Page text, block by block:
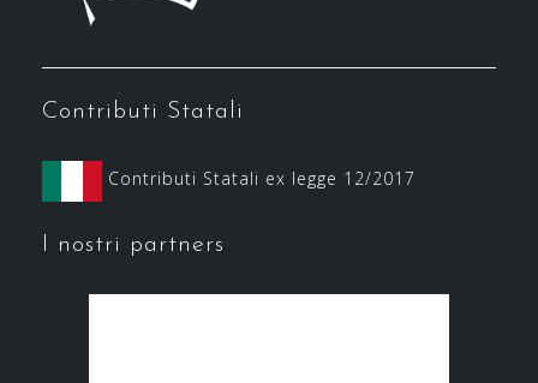
Contributi Statali
Contributi Statali ex legge 12/2017
I nostri partners